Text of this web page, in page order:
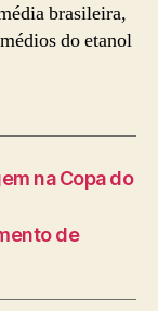
brasileira,
do etanol
na Copa do
de